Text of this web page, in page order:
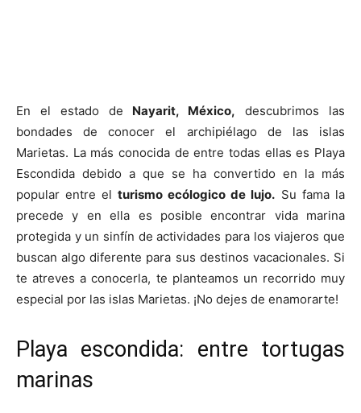
En el estado de Nayarit, México, descubrimos las
bondades de conocer el archipiélago de las islas
Marietas. La más conocida de entre todas ellas es Playa
Escondida debido a que se ha convertido en la más
popular entre el turismo ecólogico de lujo. Su fama la
precede y en ella es posible encontrar vida marina
protegida y un sinfín de actividades para los viajeros que
buscan algo diferente para sus destinos vacacionales. Si
te atreves a conocerla, te planteamos un recorrido muy
especial por las islas Marietas. ¡No dejes de enamorarte!
Playa escondida: entre tortugas
marinas